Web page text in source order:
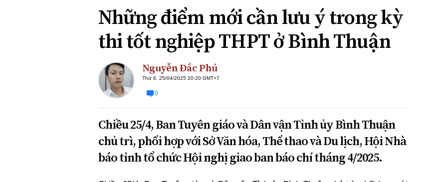
Chính sách
Đối thoại
Góc nhìn luật gia
Hồ sơ điều tra
Tiếng nói công dân
An ninh - Hình sự
Tài chính - Ngân
hàng
Kinh tế vĩ mô
Công nghệ
ĐA CHIỀU INFOCUS
Những điểm mới cần lưu ý trong kỳ
thi tốt nghiệp THPT ở Bình Thuận
Nguyễn Đắc Phú
Thứ 6, 25/04/2025 20:20 GMT+7
0
Chiều 25/4, Ban Tuyên giáo và Dân vận Tỉnh ủy Bình Thuận
chủ trì, phối hợp với Sở Văn hóa, Thể thao và Du lịch, Hội Nhà
báo tỉnh tổ chức Hội nghị giao ban báo chí tháng 4/2025.